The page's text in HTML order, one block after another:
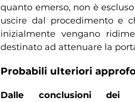
quanto emerso, non è
uscire dal procedimento e
inizialmente vengano
destinato ad attenuare la
Probabili ulteriori
Dalle conclusioni dei